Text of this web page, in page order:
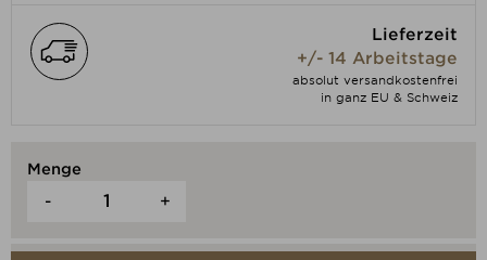
Lieferzeit
+/- 14 Arbeitstage
absolut versandkostenfrei
in ganz EU & Schweiz
Menge
- +